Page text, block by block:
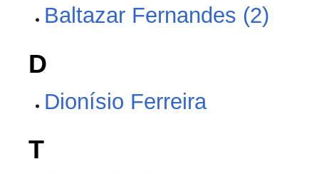
Baltazar Fernandes (2)
D
Dionísio Ferreira
T